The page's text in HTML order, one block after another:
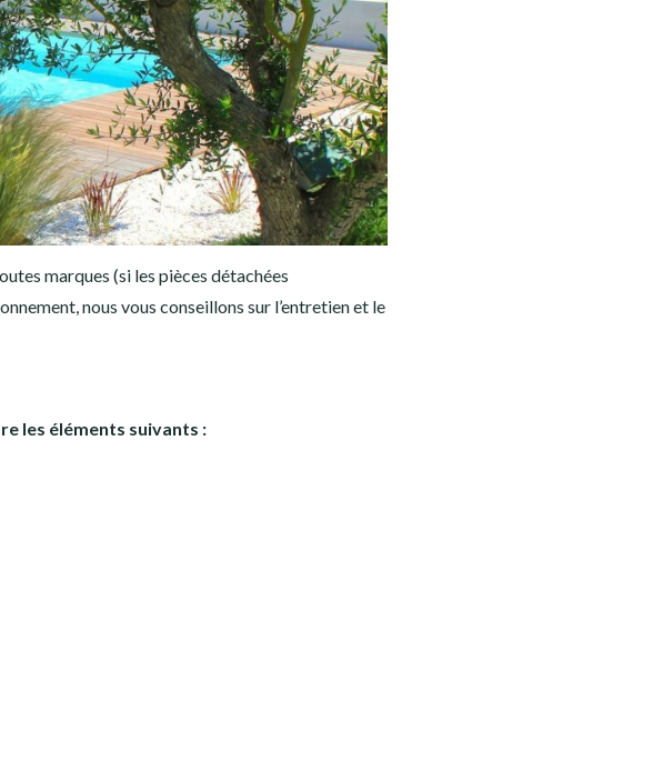
marques (si les pièces détachées
nous vous conseillons sur l’entretien et le
les éléments suivants :